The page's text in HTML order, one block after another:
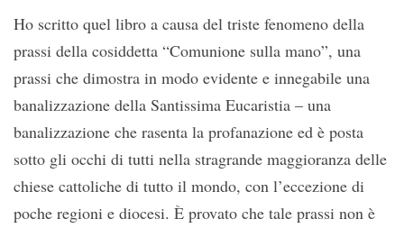
Ho scritto quel libro a causa del triste fenomeno della
prassi della cosiddetta “Comunione sulla mano”, una
prassi che dimostra in modo evidente e innegabile una
banalizzazione della Santissima Eucaristia – una
banalizzazione che rasenta la profanazione ed è posta
sotto gli occhi di tutti nella stragrande maggioranza delle
chiese cattoliche di tutto il mondo, con l’eccezione di
poche regioni e diocesi. È provato che tale prassi non è